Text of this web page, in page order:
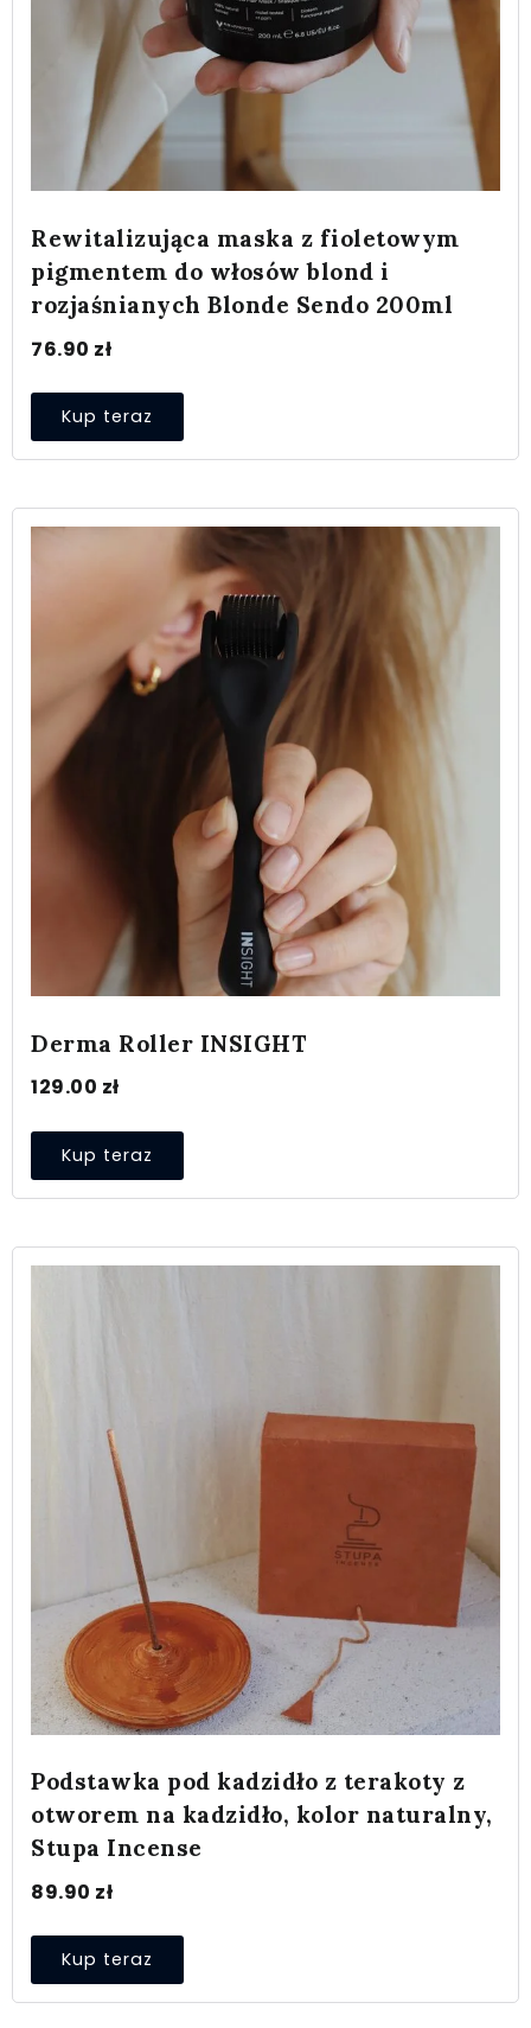
Rewitalizująca maska z fioletowym
pigmentem do włosów blond i
rozjaśnianych Blonde Sendo 200ml
76.90 zł
Kup teraz
Derma Roller INSIGHT
129.00 zł
Kup teraz
Podstawka pod kadzidło z terakoty z
otworem na kadzidło, kolor naturalny,
Stupa Incense
89.90 zł
Kup teraz